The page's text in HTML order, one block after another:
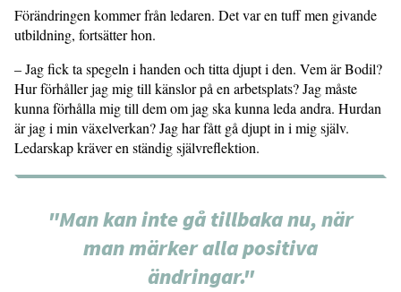
Förändringen kommer från ledaren. Det var en tuff men givande
utbildning, fortsätter hon.
– Jag fick ta spegeln i handen och titta djupt i den. Vem är Bodil?
Hur förhåller jag mig till känslor på en arbetsplats? Jag måste
kunna förhålla mig till dem om jag ska kunna leda andra. Hurdan
är jag i min växelverkan? Jag har fått gå djupt in i mig själv.
Ledarskap kräver en ständig självreflektion.
"Man kan inte gå tillbaka nu, när
man märker alla positiva
ändringar."